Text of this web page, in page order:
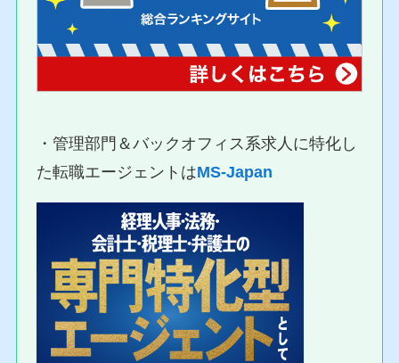
・管理部門＆バックオフィス系求人に特化し
た転職エージェントはMS-Japan